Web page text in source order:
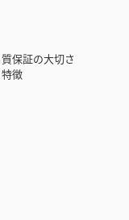
保証の大切さ
徴